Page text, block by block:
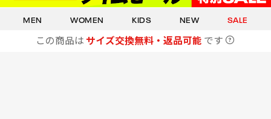
MEN WOMEN KIDS NEW SALE
この商品は サイズ交換無料・返品可能 です